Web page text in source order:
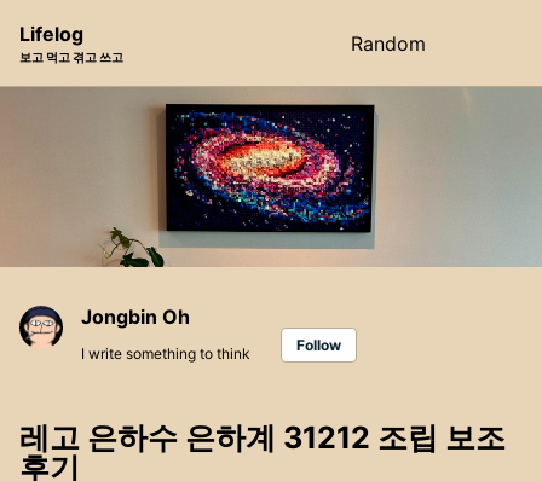
Lifelog
보고 먹고 겪고 쓰고
Random
Jongbin Oh
I write something to think Follow
레고 은하수 은하계 31212 조립 보조
후기